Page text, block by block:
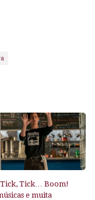
Tick… Boom!
e muita